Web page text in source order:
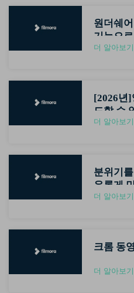
검색
원더쉐
기능으
자[2026
더 알아보
[2026년]
드할 수
트
더 알아보
분위기
유롭게
더 알아보
크롬 동
더 알아보